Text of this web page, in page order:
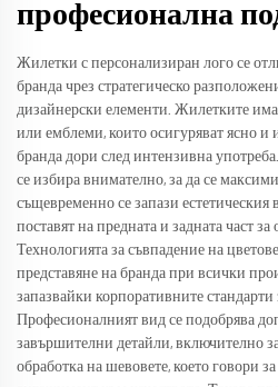
професионална
Жилетки с персонализиран лого се
бранда чрез стратегическо
дизайнерски елементи. Жилетките
или емблеми, които осигуряват ясно и
бранда дори след интензивна
се избира внимателно, за да се
същевременно се запази естетическия
поставят на предната и задната част
Технологията за съвпадение на
представяне на бранда при всички
запазвайки корпоративните стандарти
Професионалният вид се подобрява
завършителни детайли, включително
обработка на шевовете, което говори